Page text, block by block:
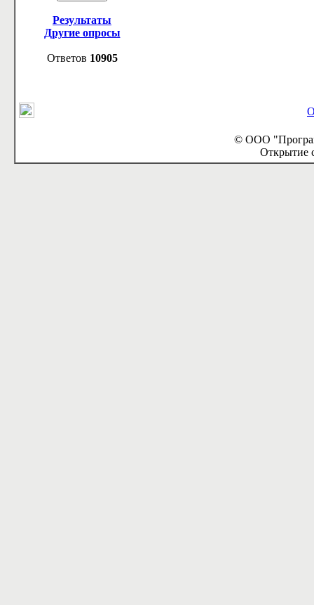
Результаты
Другие опросы
Ответов 10905
© ООО
Открытие